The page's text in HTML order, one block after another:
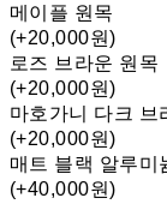
메이플 원목
(+20,000원)
로즈 브라운 원목
(+20,000원)
마호가니 다크 브
(+20,000원)
매트 블랙 알루미
(+40,000원)